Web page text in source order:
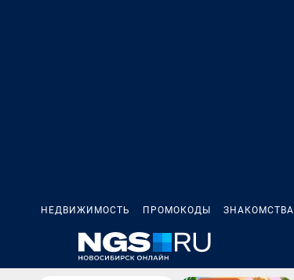
НЕДВИЖИМОСТЬ ПРОМОКОДЫ ЗНАКОМСТВА